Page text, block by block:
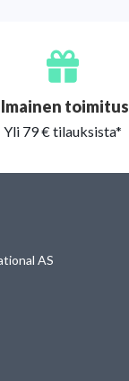
toimitus
Yli 79 € tilauksista*
AS